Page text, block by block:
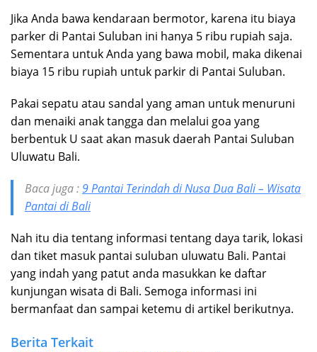
Jika Anda bawa kendaraan bermotor, karena itu biaya
parker di Pantai Suluban ini hanya 5 ribu rupiah saja.
Sementara untuk Anda yang bawa mobil, maka dikenai
biaya 15 ribu rupiah untuk parkir di Pantai Suluban.
Pakai sepatu atau sandal yang aman untuk menuruni
dan menaiki anak tangga dan melalui goa yang
berbentuk U saat akan masuk daerah Pantai Suluban
Uluwatu Bali.
Baca juga :9 Pantai Terindah di Nusa Dua Bali – Wisata
Pantai di Bali
Nah itu dia tentang informasi tentang daya tarik, lokasi
dan tiket masuk pantai suluban uluwatu Bali. Pantai
yang indah yang patut anda masukkan ke daftar
kunjungan wisata di Bali. Semoga informasi ini
bermanfaat dan sampai ketemu di artikel berikutnya.
Berita Terkait